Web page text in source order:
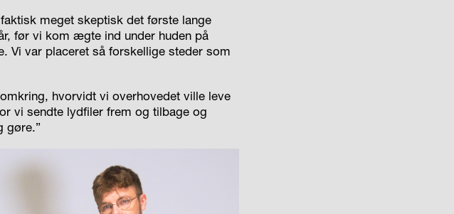
meget skeptisk det første lange
før vi kom ægte ind under huden på
Vi var placeret så forskellige steder som
hvorvidt vi overhovedet ville leve
vi sendte lyd­filer frem og tilbage og
gøre.”